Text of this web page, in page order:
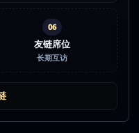
06
友链席位
长期互访